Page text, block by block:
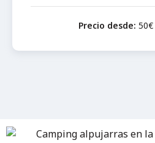
Precio desde: 50€